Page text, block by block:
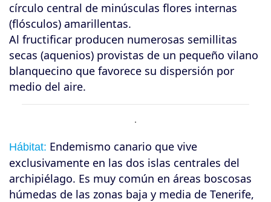
círculo central de minúsculas flores internas
(flósculos) amarillentas.
Al fructificar producen numerosas semillitas
secas (aquenios) provistas de un pequeño vilano
blanquecino que favorece su dispersión por
medio del aire.
Hábitat: Endemismo canario que vive
exclusivamente en las dos islas centrales del
archipiélago. Es muy común en áreas boscosas
húmedas de las zonas baja y media de Tenerife,